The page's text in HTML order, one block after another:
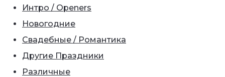
Интро / Openers
Новогодние
Свадебные / Романтика
Другие Праздники
Различные